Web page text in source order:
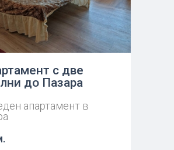
с две
до Пазара
апартамент в